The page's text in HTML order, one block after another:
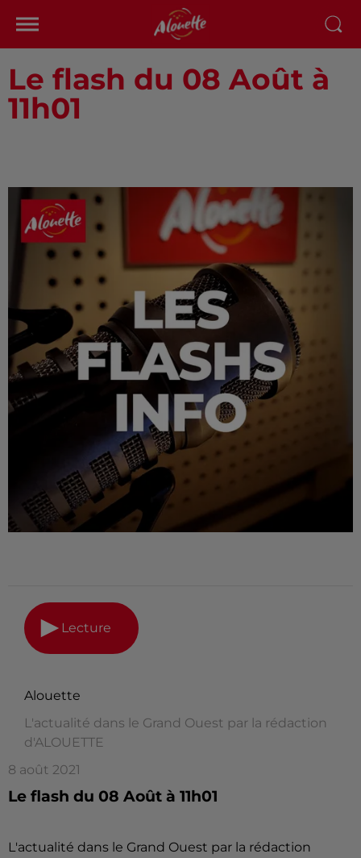
Le flash du 08 Août à
11h01
Lecture
Alouette
L'actualité dans le Grand Ouest par la rédaction
d'ALOUETTE
8 août 2021
Le flash du 08 Août à 11h01
L'actualité dans le Grand Ouest par la rédaction